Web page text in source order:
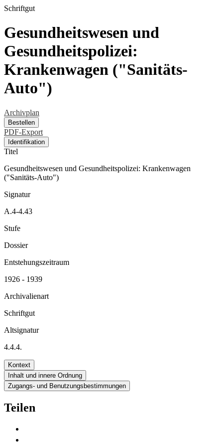
Schriftgut
Gesundheitswesen und
Gesundheitspolizei:
Krankenwagen ("Sanitäts-
Auto")
Archivplan
Bestellen
PDF-Export
Identifikation
Titel
Gesundheitswesen und Gesundheitspolizei: Krankenwagen
("Sanitäts-Auto")
Signatur
A.4-4.43
Stufe
Dossier
Entstehungszeitraum
1926 - 1939
Archivalienart
Schriftgut
Altsignatur
4.4.4.
Kontext
Inhalt und innere Ordnung
Zugangs- und Benutzungsbestimmungen
Teilen